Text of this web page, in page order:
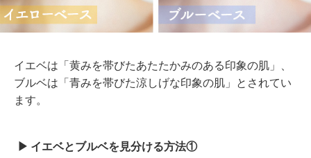
イエベは「黄みを帯びたあたたかみのある印象の肌」、
ブルベは「青みを帯びた涼しげな印象の肌」とされてい
ます。
イエベとブルベを見分ける方法①